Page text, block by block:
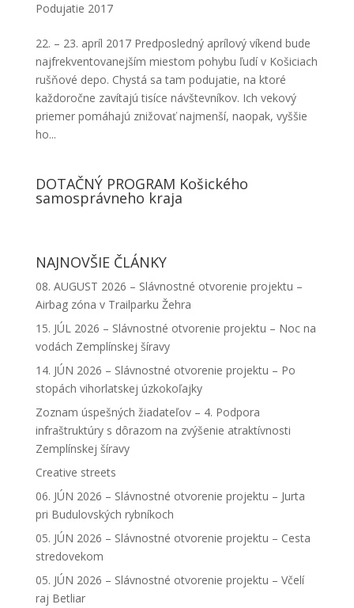
Podujatie 2017
22. – 23. apríl 2017 Predposledný aprílový víkend bude
najfrekventovanejším miestom pohybu ľudí v Košiciach
rušňové depo. Chystá sa tam podujatie, na ktoré
každoročne zavítajú tisíce návštevníkov. Ich vekový
priemer pomáhajú znižovať najmenší, naopak, vyššie
ho...
DOTAČNÝ PROGRAM Košického
samosprávneho kraja
NAJNOVŠIE ČLÁNKY
08. AUGUST 2026 – Slávnostné otvorenie projektu –
Airbag zóna v Trailparku Žehra
15. JÚL 2026 – Slávnostné otvorenie projektu – Noc na
vodách Zemplínskej šíravy
14. JÚN 2026 – Slávnostné otvorenie projektu – Po
stopách vihorlatskej úzkokoľajky
Zoznam úspešných žiadateľov – 4. Podpora
infraštruktúry s dôrazom na zvýšenie atraktívnosti
Zemplínskej šíravy
Creative streets
06. JÚN 2026 – Slávnostné otvorenie projektu – Jurta
pri Budulovských rybníkoch
05. JÚN 2026 – Slávnostné otvorenie projektu – Cesta
stredovekom
05. JÚN 2026 – Slávnostné otvorenie projektu – Včelí
raj Betliar